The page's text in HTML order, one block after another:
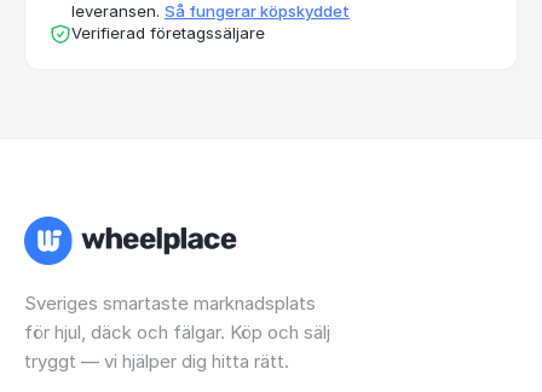
leveransen. Så fungerar köpskyddet
Verifierad företagssäljare
Sveriges smartaste marknadsplats
för hjul, däck och fälgar. Köp och sälj
tryggt — vi hjälper dig hitta rätt.